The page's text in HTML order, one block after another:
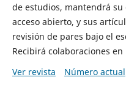
de estudios, mantendrá
acceso abierto, y sus
revisión de pares bajo el
Recibirá colaboraciones
Ver revista
Número actual